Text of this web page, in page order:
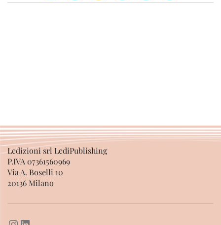
Ledizioni srl LediPublishing
P.IVA 07361560969
Via A. Boselli 10
20136 Milano